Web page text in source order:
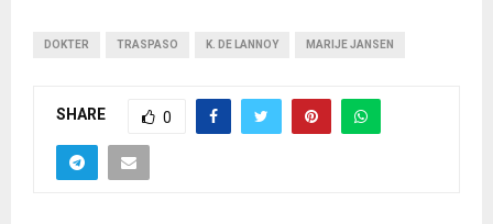
DOKTER TRASPASO K. DE LANNOY MARIJE JANSEN
SHARE 0